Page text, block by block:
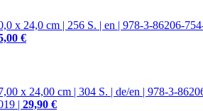
x 24,0 cm | 256 S. | en | 978-3-86206-
€
x 24,00 cm | 304 S. | de/en | 978-3-
| 29,90 €